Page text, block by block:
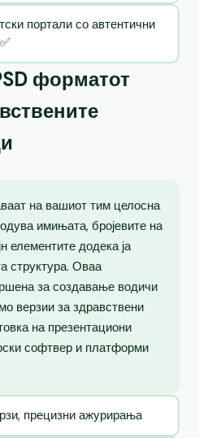
портали со автентични
форматот
на вашиот тим целосна
имињата, бројевите на
елементите додека ја
структура. Оваа
за создавање водичи
верзии за здравствени
на презентациони
софтвер и платформи
прецизни ажурирања